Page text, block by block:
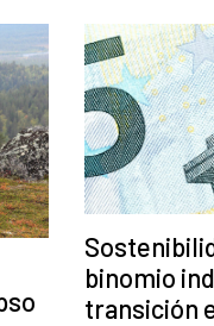
binomio
transición